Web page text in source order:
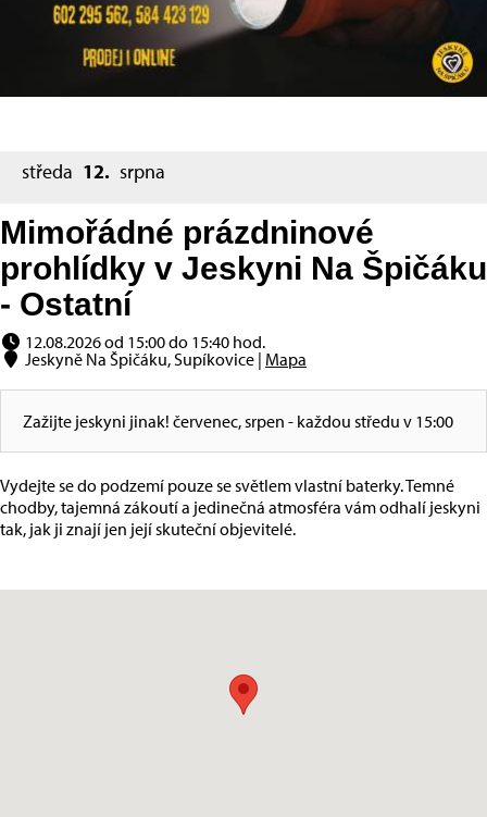
středa 12. srpna
Mimořádné prázdninové
prohlídky v Jeskyni Na Špičáku
- Ostatní
12.08.2026 od 15:00 do 15:40 hod.
Jeskyně Na Špičáku, Supíkovice | Mapa
Zažijte jeskyni jinak! červenec, srpen - každou středu v 15:00
Vydejte se do podzemí pouze se světlem vlastní baterky. Temné
chodby, tajemná zákoutí a jedinečná atmosféra vám odhalí jeskyni
tak, jak ji znají jen její skuteční objevitelé.